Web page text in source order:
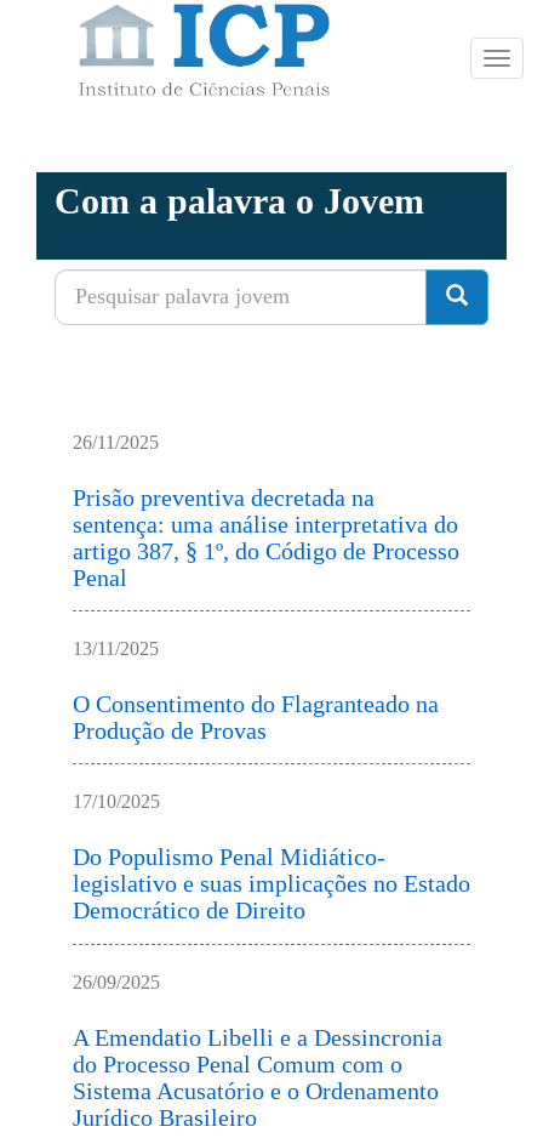
Com a palavra o Jovem
26/11/2025
Prisão preventiva decretada na
sentença: uma análise interpretativa do
artigo 387, § 1º, do Código de Processo
Penal
13/11/2025
O Consentimento do Flagranteado na
Produção de Provas
17/10/2025
Do Populismo Penal Midiático-
legislativo e suas implicações no Estado
Democrático de Direito
26/09/2025
A Emendatio Libelli e a Dessincronia
do Processo Penal Comum com o
Sistema Acusatório e o Ordenamento
Jurídico Brasileiro